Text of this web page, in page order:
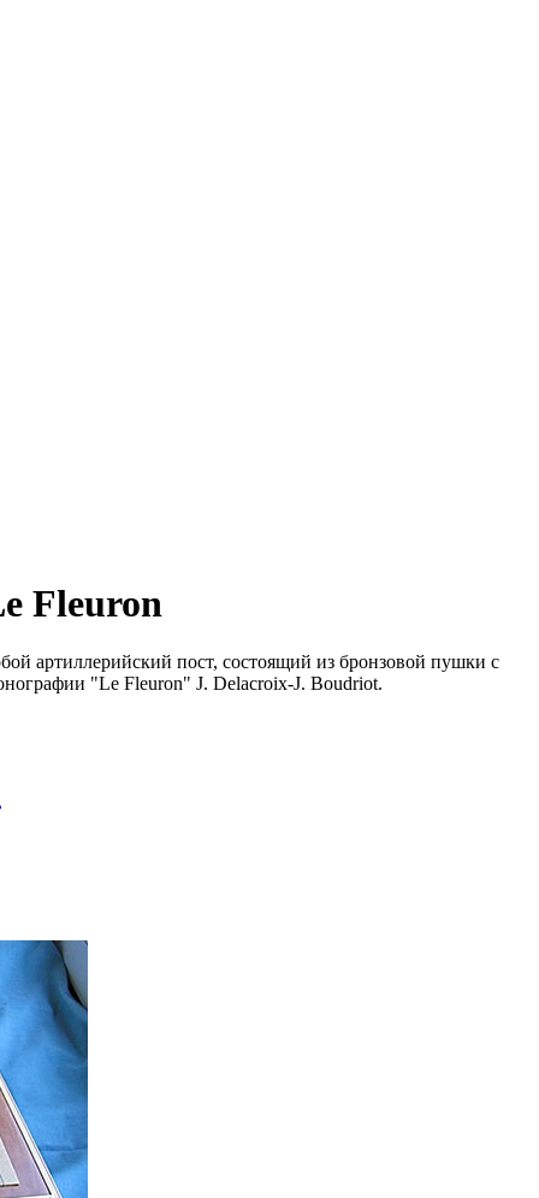
Fleuron
артиллерийский пост, состоящий из бронзовой пушки с
"Le Fleuron" J. Delacroix-J. Boudriot.